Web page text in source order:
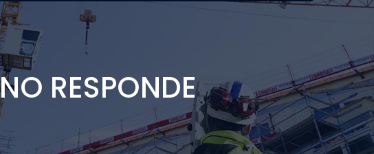
RESPONDE